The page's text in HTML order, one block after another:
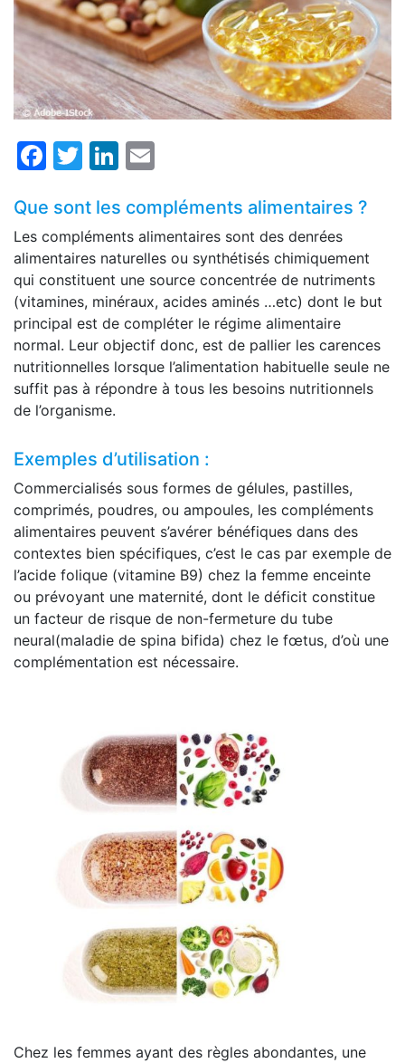
Facebook
TwitterLinkedIn
Que sont les compléments alimentaires ?
Les compléments alimentaires sont des denrées
alimentaires naturelles ou synthétisés chimiquement
qui constituent une source concentrée de nutriments
(vitamines, minéraux, acides aminés …etc) dont le but
principal est de compléter le régime alimentaire
normal. Leur objectif donc, est de pallier les carences
nutritionnelles lorsque l’alimentation habituelle seule ne
suffit pas à répondre à tous les besoins nutritionnels
de l’organisme.
Exemples d’utilisation :
Commercialisés sous formes de gélules, pastilles,
comprimés, poudres, ou ampoules, les compléments
alimentaires peuvent s’avérer bénéfiques dans des
contextes bien spécifiques, c’est le cas par exemple de
l’acide folique (vitamine B9) chez la femme enceinte
ou prévoyant une maternité, dont le déficit constitue
un facteur de risque de non-fermeture du tube
neural(maladie de spina bifida) chez le fœtus, d’où une
complémentation est nécessaire.
Chez les femmes ayant des règles abondantes, une